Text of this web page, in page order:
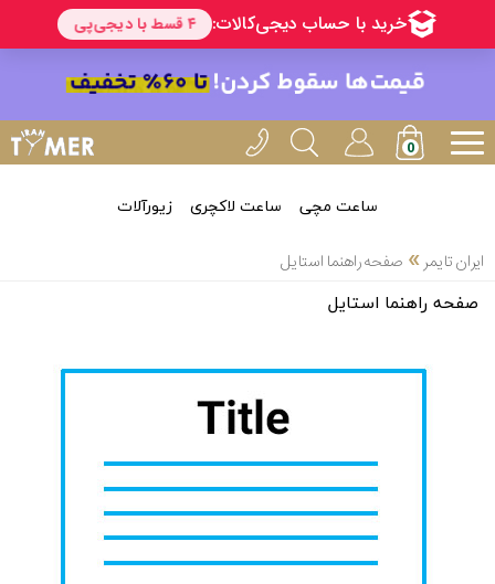
ساعت مچی ساعت لاکچری زیورآلات
ایران تایمر » صفحه راهنما استایل
صفحه راهنما استایل